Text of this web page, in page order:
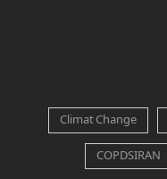
Climat Change
COPDSIRAN